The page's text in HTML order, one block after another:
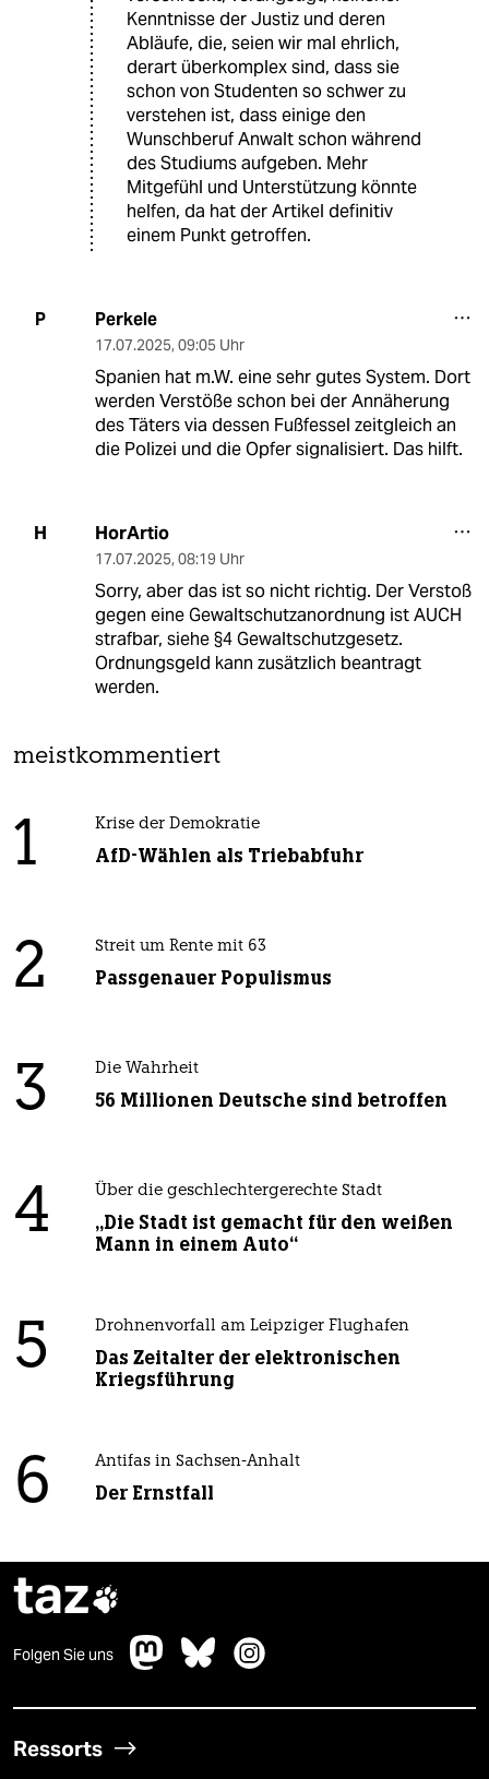
Kenntnisse der Justiz und deren
Abläufe, die, seien wir mal ehrlich,
derart überkomplex sind, dass sie
schon von Studenten so schwer zu
verstehen ist, dass einige den
Wunschberuf Anwalt schon während
des Studiums aufgeben. Mehr
Mitgefühl und Unterstützung könnte
helfen, da hat der Artikel definitiv
einem Punkt getroffen.
P Perkele
17.07.2025, 09:05 Uhr
Spanien hat m.W. eine sehr gutes System. Dort
werden Verstöße schon bei der Annäherung
des Täters via dessen Fußfessel zeitgleich an
die Polizei und die Opfer signalisiert. Das hilft.
H HorArtio
17.07.2025, 08:19 Uhr
Sorry, aber das ist so nicht richtig. Der Verstoß
gegen eine Gewaltschutzanordnung ist AUCH
strafbar, siehe §4 Gewaltschutzgesetz.
Ordnungsgeld kann zusätzlich beantragt
werden.
meistkommentiert
1 Krise der Demokratie
AfD-Wählen als Triebabfuhr
2 Streit um Rente mit 63
Passgenauer Populismus
3 Die Wahrheit
56 Millionen Deutsche sind betroffen
4 Über die geschlechtergerechte Stadt
„Die Stadt ist gemacht für den weißen
Mann in einem Auto“
5 Drohnenvorfall am Leipziger Flughafen
Das Zeitalter der elektronischen
Kriegsführung
6 Antifas in Sachsen-Anhalt
Der Ernstfall
taz
Folgen Sie uns
Ressorts